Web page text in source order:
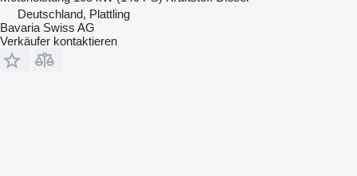
Deutschland, Plattling
Bavaria Swiss AG
Verkäufer kontaktieren